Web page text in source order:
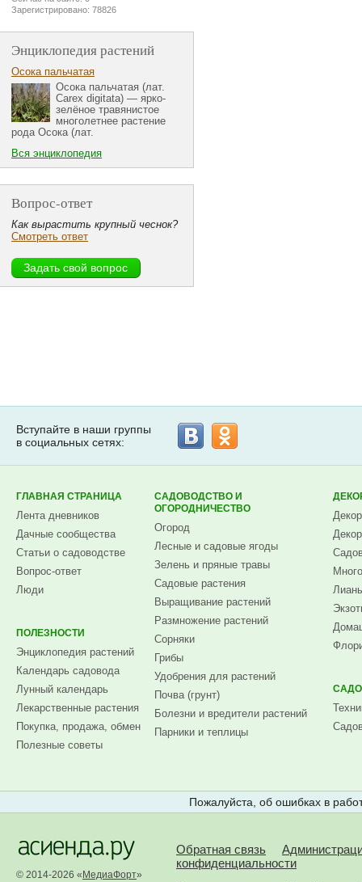
Зарегистрировано: 78826
Энциклопедия растений
Осока пальчатая
Осока пальчатая (лат.
Carex digitata) — ярко-
зелёное травянистое
многолетнее растение
рода Осока (лат.
Вся энциклопедия
Вопрос-ответ
Как вырастить крупный чеснок?
Смотреть ответ
Вступайте в наши группы
в социальных сетях:
ГЛАВНАЯ СТРАНИЦА
Лента дневников
Дачные сообщества
Статьи о садоводстве
Вопрос-ответ
Люди
ПОЛЕЗНОСТИ
Энциклопедия растений
Календарь садовода
Лунный календарь
Лекарственные растения
Покупка, продажа, обмен
Полезные советы
САДОВОДСТВО И
ОГОРОДНИЧЕСТВО
Огород
Лесные и садовые ягоды
Зелень и пряные травы
Садовые растения
Выращивание растений
Размножение растений
Сорняки
Грибы
Удобрения для растений
Почва (грунт)
Болезни и вредители растений
Парники и теплицы
Пожалуйста, об ошибках в
© 2014-2026 « МедиаФорт»
Обратная связь
конфиденциальности